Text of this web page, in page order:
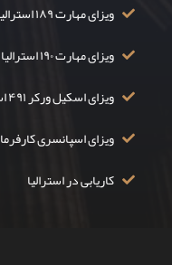
ویزای مهارت ۱۸۹ استرالیا
ویزای مهارت ۱۹۰ استرالیا
ویزای اسکیل ورکر ۴۹۱ استرالیا
ویزای اسپانسری کارفرما
کاریابی در استرالیا